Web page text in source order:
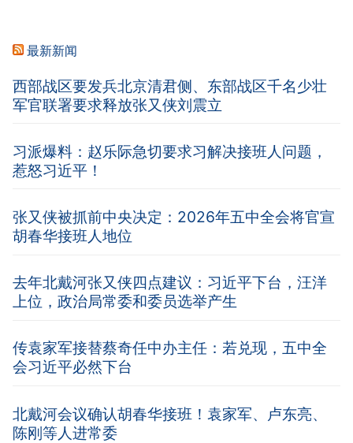
最新新闻
西部战区要发兵北京清君侧、东部战区千名少壮
军官联署要求释放张又侠刘震立
习派爆料：赵乐际急切要求习解决接班人问题，
惹怒习近平！
张又侠被抓前中央决定：2026年五中全会将官宣
胡春华接班人地位
去年北戴河张又侠四点建议：习近平下台，汪洋
上位，政治局常委和委员选举产生
传袁家军接替蔡奇任中办主任：若兑现，五中全
会习近平必然下台
北戴河会议确认胡春华接班！袁家军、卢东亮、
陈刚等人进常委